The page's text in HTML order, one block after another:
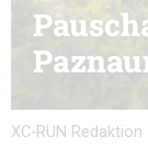
XC-RUN Redaktion